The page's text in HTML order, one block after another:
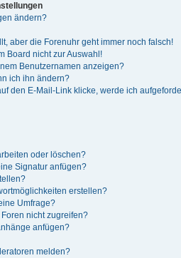
ändern?
aber die Forenuhr geht immer noch falsch!
Board nicht zur Auswahl!
Benutzernamen anzeigen?
ich ihn ändern?
den E-Mail-Link klicke, werde ich
oder löschen?
Signatur anfügen?
erstellen?
Umfrage?
nicht zugreifen?
anfügen?
melden?